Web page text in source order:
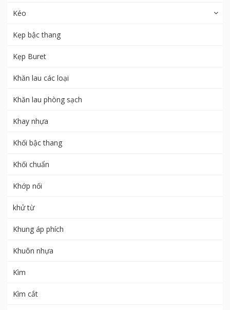
Kéo
Kẹp bậc thang
Kẹp Buret
Khăn lau các loại
Khăn lau phòng sạch
Khay nhựa
Khối bậc thang
Khối chuẩn
Khớp nối
khử từ
Khung áp phích
Khuôn nhựa
Kìm
Kìm cắt